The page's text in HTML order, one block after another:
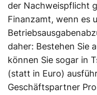
der Nachweispflicht
Finanzamt, wenn es
daher: Bestehen Sie
können Sie sogar in
(statt in Euro)
Geschäftspartner